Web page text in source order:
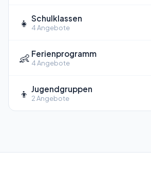
👧 Schulklassen
4 Angebote
👶 Ferienprogramm
4 Angebote
👦 Jugendgruppen
2 Angebote